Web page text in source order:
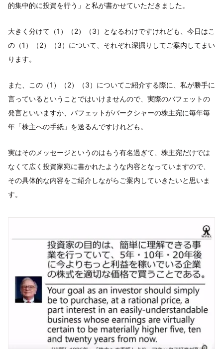
的集中的に投資を行う」と私が書かせていただきました。
大きく分けて（1）（2）（3）となるわけですけれども、今日はこ
の（1）（2）（3）について、それぞれ深掘りしてご案内してまい
ります。
また、この（1）（2）（3）についてご紹介する際に、私が勝手に
言っているということではいけませんので、実際のバフェットの
発言といいますか、バフェットがバークシャーの株主宛に毎年毎
年「株主への手紙」を送るんですけれども。
実はそのメッセージというのはもう有名過ぎて、株主宛だけでは
なくて広く投資家宛に書かれたような内容となっていますので、
その具体的な内容をご紹介しながらご案内していきたいと思いま
す。